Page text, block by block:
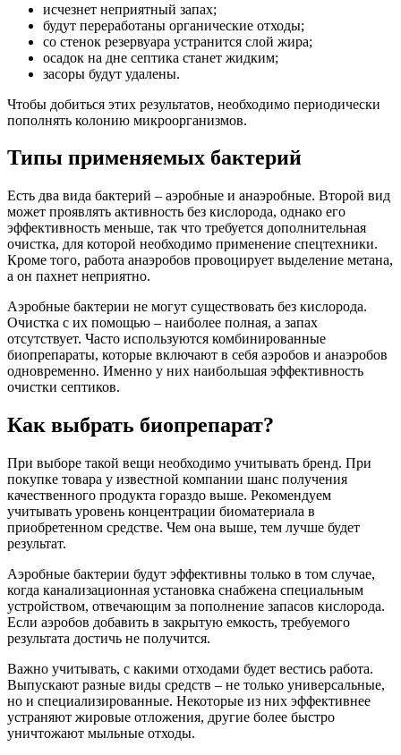
исчезнет неприятный запах;
будут переработаны органические отходы;
со стенок резервуара устранится слой жира;
осадок на дне септика станет жидким;
засоры будут удалены.
Чтобы добиться этих результатов, необходимо периодически
пополнять колонию микроорганизмов.
Типы применяемых бактерий
Есть два вида бактерий – аэробные и анаэробные. Второй вид
может проявлять активность без кислорода, однако его
эффективность меньше, так что требуется дополнительная
очистка, для которой необходимо применение спецтехники.
Кроме того, работа анаэробов провоцирует выделение метана,
а он пахнет неприятно.
Аэробные бактерии не могут существовать без кислорода.
Очистка с их помощью – наиболее полная, а запах
отсутствует. Часто используются комбинированные
биопрепараты, которые включают в себя аэробов и анаэробов
одновременно. Именно у них наибольшая эффективность
очистки септиков.
Как выбрать биопрепарат?
При выборе такой вещи необходимо учитывать бренд. При
покупке товара у известной компании шанс получения
качественного продукта гораздо выше. Рекомендуем
учитывать уровень концентрации биоматериала в
приобретенном средстве. Чем она выше, тем лучше будет
результат.
Аэробные бактерии будут эффективны только в том случае,
когда канализационная установка снабжена специальным
устройством, отвечающим за пополнение запасов кислорода.
Если аэробов добавить в закрытую емкость, требуемого
результата достичь не получится.
Важно учитывать, с какими отходами будет вестись работа.
Выпускают разные виды средств – не только универсальные,
но и специализированные. Некоторые из них эффективнее
устраняют жировые отложения, другие более быстро
уничтожают мыльные отходы.